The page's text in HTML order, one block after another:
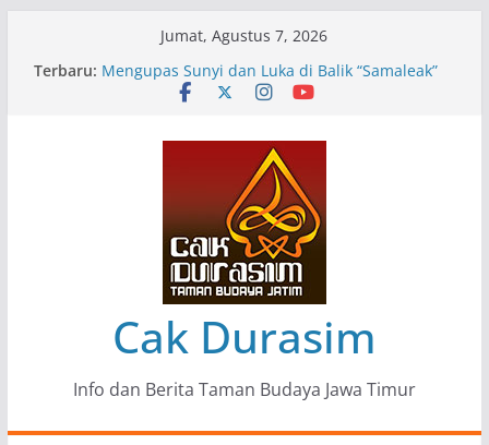
Jumat, Agustus 7, 2026
Terbaru: Pameran Lukisan Komunitas Patria Seni Rupa
Kota Blitar : Ketika “Bergerak” Menjadi Mantra
Mengupas Sunyi dan Luka di Balik “Samaleak”
Menjaga Marwah Seni dan Budaya: Catatan
Kunjungan Kerja Ir. Bambang Haryo Soekartono
(BHS) Anggota DPR RI ke Taman Budaya Jawa
Pameran Tunggal 35 Karya Agus Koecink
“Tumbang Tambang”, Ungkapan Kritis Tentang
Derita Pekerja Pertambangan
Cak Durasim
Info dan Berita Taman Budaya Jawa Timur